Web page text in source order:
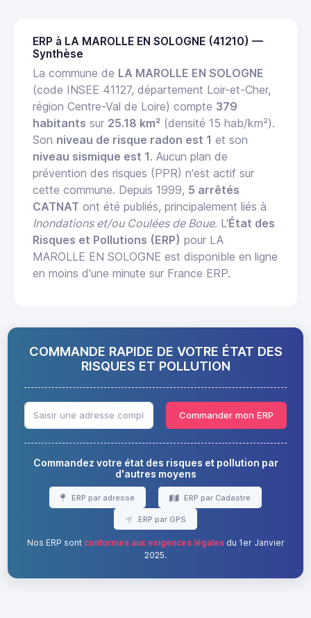
ERP à LA MAROLLE EN SOLOGNE (41210) —
Synthèse
La commune de LA MAROLLE EN SOLOGNE
(code INSEE 41127, département Loir-et-Cher,
région Centre-Val de Loire) compte 379
habitants sur 25.18 km² (densité 15 hab/km²).
Son niveau de risque radon est 1 et son
niveau sismique est 1. Aucun plan de
prévention des risques (PPR) n'est actif sur
cette commune. Depuis 1999, 5 arrêtés
CATNAT ont été publiés, principalement liés à
Inondations et/ou Coulées de Boue. L'État des
Risques et Pollutions (ERP) pour LA
MAROLLE EN SOLOGNE est disponible en ligne
en moins d'une minute sur France ERP.
COMMANDE RAPIDE DE VOTRE ÉTAT DES
RISQUES ET POLLUTION
Commander mon ERP
Commandez votre état des risques et pollution par
d'autres moyens
ERP par adresse ERP par Cadastre
ERP par GPS
Nos ERP sont conformes aux exigences légalesdu 1er Janvier
2025.